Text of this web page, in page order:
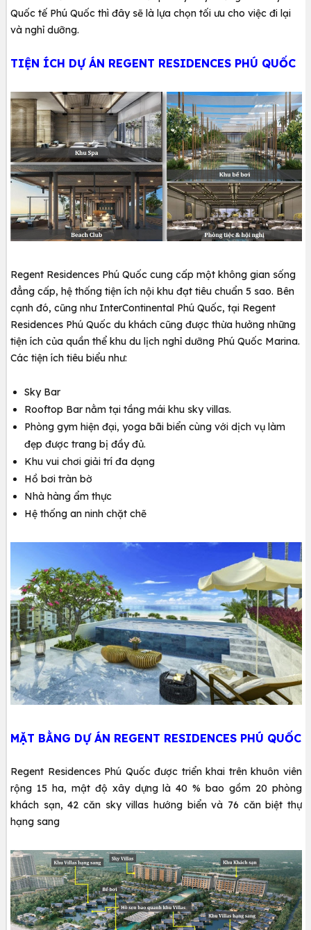
Quốc tế Phú Quốc thì đây sẽ là lựa chọn tối ưu cho việc đi lại
và nghỉ dưỡng.
TIỆN ÍCH DỰ ÁN REGENT RESIDENCES PHÚ QUỐC
Regent Residences Phú Quốc cung cấp một không gian sống
đẳng cấp, hệ thống tiện ích nội khu đạt tiêu chuẩn 5 sao. Bên
cạnh đó, cũng như InterContinental Phú Quốc, tại Regent
Residences Phú Quốc du khách cũng được thừa hưởng những
tiện ích của quần thể khu du lịch nghỉ dưỡng Phú Quốc Marina.
Các tiện ích tiêu biểu như:
Sky Bar
Rooftop Bar nằm tại tầng mái khu sky villas.
Phòng gym hiện đại, yoga bãi biển cùng với dịch vụ làm
đẹp được trang bị đầy đủ.
Khu vui chơi giải trí đa dạng
Hồ bơi tràn bờ
Nhà hàng ẩm thực
Hệ thống an ninh chặt chẽ
MẶT BẰNG DỰ ÁN REGENT RESIDENCES PHÚ QUỐC
Regent Residences Phú Quốc được triển khai trên khuôn viên
rộng 15 ha, mật độ xây dựng là 40 % bao gồm 20 phòng
khách sạn, 42 căn sky villas hướng biển và 76 căn biệt thự
hạng sang